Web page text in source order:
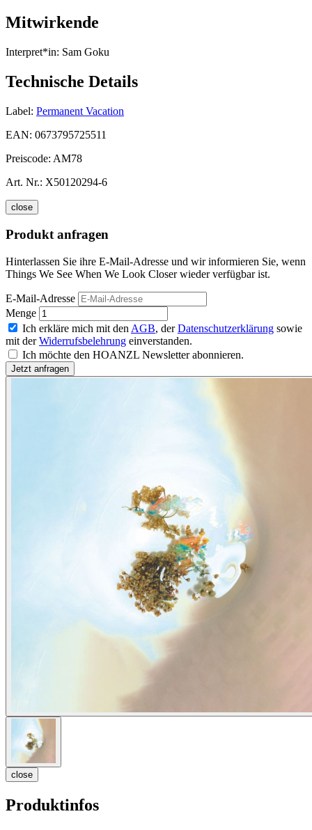
Mitwirkende
Interpret*in: Sam Goku
Technische Details
Label: Permanent Vacation
EAN: 0673795725511
Preiscode: AM78
Art. Nr.: X50120294-6
close
Produkt anfragen
Hinterlassen Sie ihre E-Mail-Adresse und wir informieren Sie, wenn
Things We See When We Look Closer wieder verfügbar ist.
E-Mail-Adresse
Menge
Ich erkläre mich mit den AGB, derDatenschutzerklärung sowie
mit derWiderrufsbelehrung einverstanden.
Ich möchte den HOANZL Newsletter abonnieren.
close
Produktinfos